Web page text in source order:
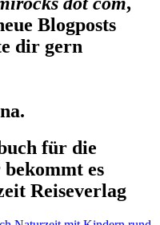
Blogposts
dir gern
für die
es
Reiseverlag